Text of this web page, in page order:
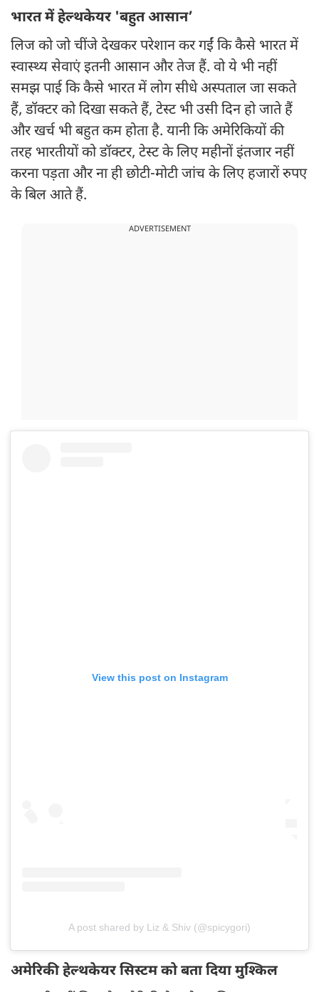
भारत में हेल्थकेयर 'बहुत आसान’
लिज को जो चींजे देखकर परेशान कर गईं कि कैसे भारत में
स्वास्थ्य सेवाएं इतनी आसान और तेज हैं. वो ये भी नहीं
समझ पाई कि कैसे भारत में लोग सीधे अस्पताल जा सकते
हैं, डॉक्टर को दिखा सकते हैं, टेस्ट भी उसी दिन हो जाते हैं
और खर्च भी बहुत कम होता है. यानी कि अमेरिकियों की
तरह भारतीयों को डॉक्टर, टेस्ट के लिए महीनों इंतजार नहीं
करना पड़ता और ना ही छोटी-मोटी जांच के लिए हजारों रुपए
के बिल आते हैं.
ADVERTISEMENT
View this post on Instagram
A post shared by Liz & Shiv (@spicygori)
अमेरिकी हेल्थकेयर सिस्टम को बता दिया मुश्किल